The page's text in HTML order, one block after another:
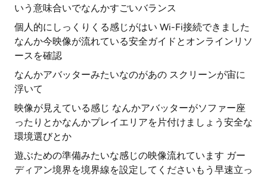
いう意味合いでなんかすごいバランス
個人的にしっくりくる感じがはい Wi-Fi接続できました
なんか今映像が流れている安全ガイドとオンラインリソ
ースを確認
なんかアバッターみたいなのがあの スクリーンが宙に
浮いて
映像が見えている感じ なんかアバッターがソファー座
ったりとかなんかプレイエリアを片付けましょう安全な
環境選びとか
遊ぶための準備みたいな感じの映像流れています ガー
ディアン境界を境界線を設定してくださいもう早速立っ